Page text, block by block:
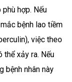
hợp. Nếu
bệnh lao tiềm
việc theo
thể xảy ra. Nếu
bệnh nhân này